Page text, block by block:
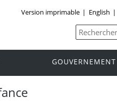
Version imprimable | English |
GOUVERNEMENT